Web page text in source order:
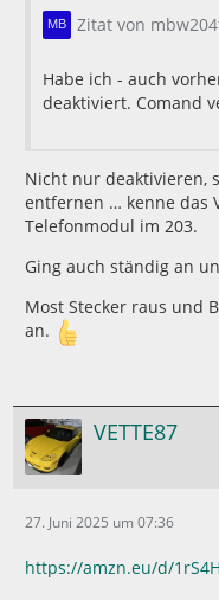
Zitat von
Habe ich - auch
deaktiviert. Comand
Nicht nur deaktivieren,
entfernen … kenne das
Telefonmodul im 203.
Ging auch ständig an
Most Stecker raus und
an.
VETTE87
27. Juni 2025 um 07:36
https://amzn.eu/d/